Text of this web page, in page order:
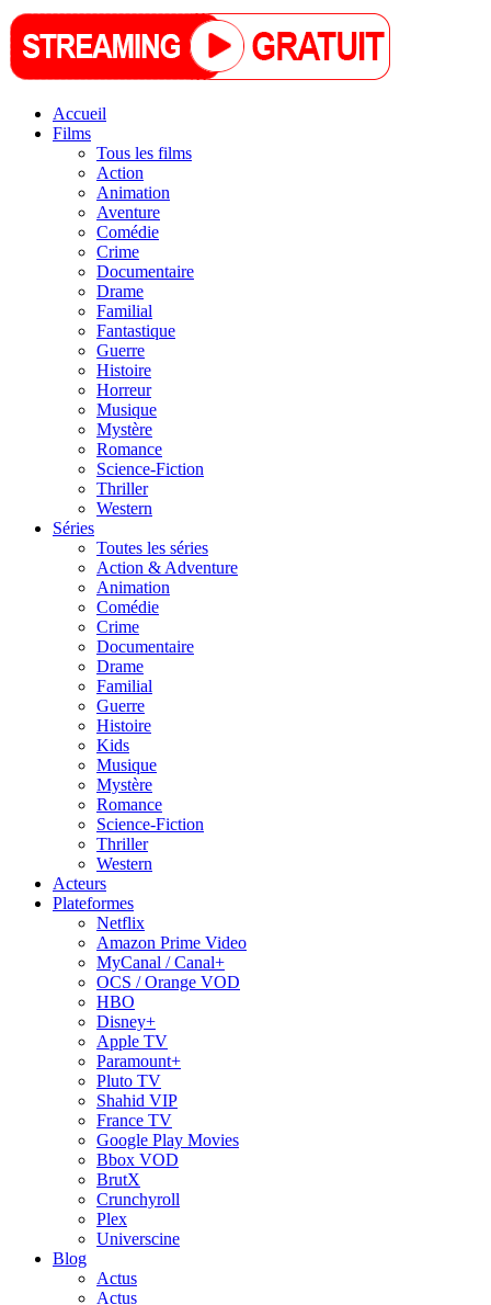
Accueil
Films
Tous les films
Action
Animation
Aventure
Comédie
Crime
Documentaire
Drame
Familial
Fantastique
Guerre
Histoire
Horreur
Musique
Mystère
Romance
Science-Fiction
Thriller
Western
Séries
Toutes les séries
Action & Adventure
Animation
Comédie
Crime
Documentaire
Drame
Familial
Guerre
Histoire
Kids
Musique
Mystère
Romance
Science-Fiction
Thriller
Western
Acteurs
Plateformes
Netflix
Amazon Prime Video
MyCanal / Canal+
OCS / Orange VOD
HBO
Disney+
Apple TV
Paramount+
Pluto TV
Shahid VIP
France TV
Google Play Movies
Bbox VOD
BrutX
Crunchyroll
Plex
Universcine
Blog
Actus
Actus